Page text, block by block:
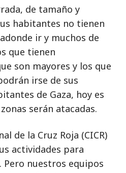
de tamaño y
habitantes no tienen
ir y muchos de
que tienen
son mayores y los que
irse de sus
de Gaza, hoy es
serán atacadas.
de la Cruz Roja (CICR)
actividades para
nuestros equipos